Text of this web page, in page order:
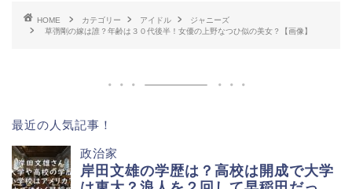
HOME カテゴリー アイドル
ジャニーズ
草彅剛の嫁は誰？年齢は３０代後半！女優の上野なつひ似の美女？【画像】
最近の人気記事！